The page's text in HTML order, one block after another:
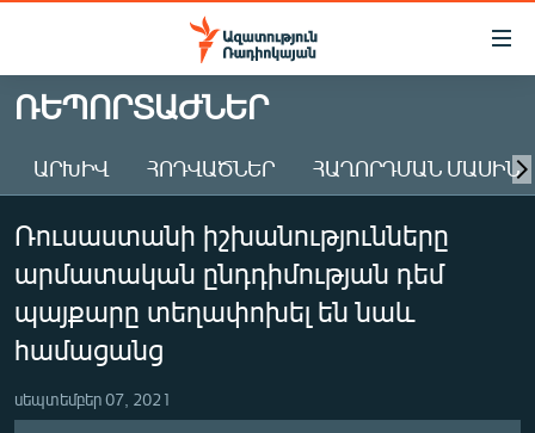
Մատչելիության
Անցնել
հիմնական
Անցնել
հիմնական
մենյուին
Որոնում
ԱԶԱՏՈՒԹՅՈՒՆ TV
ՀԱՅԱՍՏԱՆ
ԸՆՏՐՈՒԹՅՈՒՆՆԵՐ 2026
ԻՐԱՎՈՒՆՔ
ՀԱՍԱՐԱԿՈՒԹՅՈՒՆ
ՂԱՐԱԲԱՂ
ՌԵՊՈՐՏԱԺՆԵՐ
ԱՐԽԻՎ ՀՈԴՎԱԾՆԵՐ ՀԱՂՈՐԴՄԱՆ ՄԱՍԻՆ
Ռուսաստանի իշխանությունները
արմատական ընդդիմության դեմ
պայքարը տեղափոխել են նաև
համացանց
սեպտեմբեր 07, 2021